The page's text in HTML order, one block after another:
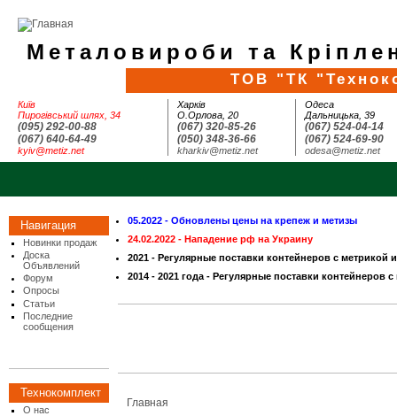
Металовироби та
ТОВ "ТК
Київ
Пирогівський шлях, 34
(095) 292-00-88
(067) 640-64-49
kyiv@metiz.net
Харків
О.Орлова, 20
(067) 320-85-26
(050) 348-36-66
kharkiv@metiz.net
Одеса
Дальницька, 39
(067) 524-04-14
(067) 524-69-90
odesa@metiz.net
Навигация
Новинки продаж
Доска
Объявлений
Форум
Опросы
Статьи
Последние
сообщения
Технокомплект
О нас
05.2022 - Обновлены цены на крепеж и метизы
24.02.2022 - Нападение рф на Украину
2021 - Регулярные поставки контейнеров с метрикой
2014 - 2021 года - Регулярные поставки
Главная